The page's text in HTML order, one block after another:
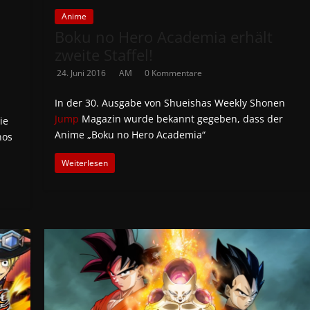
Anime
24. Juni 2016 AM 0 Kommentare
In der 30. Ausgabe von Shueishas Weekly Shonen
Jump Magazin wurde bekannt gegeben, dass der
Anime „Boku no Hero Academia“
Weiterlesen